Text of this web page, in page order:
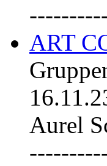
ART
Aurel